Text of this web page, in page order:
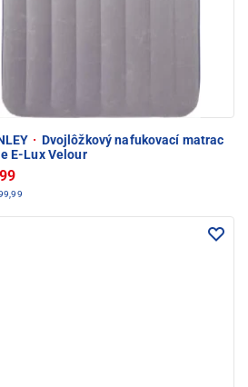
· Dvojlôžkový nafukovací matrac
E-Lux Velour